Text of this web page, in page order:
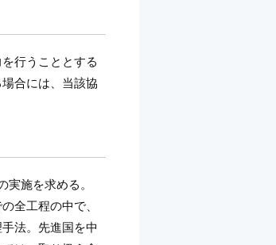
行うこととする
合には、当該協
施を求める。
全工程の中で、
法。先進国を中